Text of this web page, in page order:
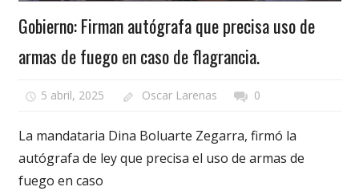
Gobierno: Firman autógrafa que precisa uso de
armas de fuego en caso de flagrancia.
5 abril, 2025 Oscar Larenas 0
La mandataria Dina Boluarte Zegarra, firmó la
autógrafa de ley que precisa el uso de armas de
fuego en caso